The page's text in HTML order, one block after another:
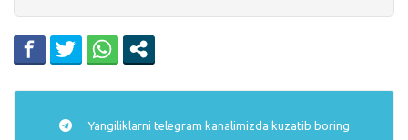
Yangiliklarni telegram kanalimizda kuzatib boring